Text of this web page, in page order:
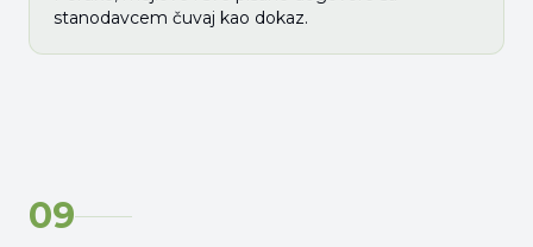
stanodavcem čuvaj kao dokaz.
09